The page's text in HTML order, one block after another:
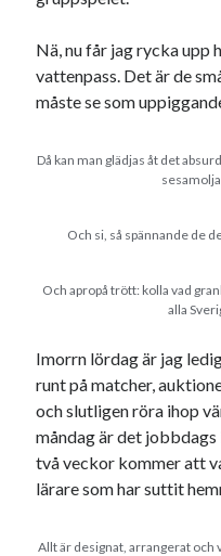
Nä, nu får jag rycka upp
vattenpass. Det är de
måste se som
Då kan man glädjas åt det
Och si, så spännande de
Och apropå trött: kolla vad
alla
Imorrn lördag är jag
runt på matcher,
och slutligen röra ihop
måndag är det jobbdags
två veckor kommer att
lärare som har suttit
Allt är designat, arrangerat och